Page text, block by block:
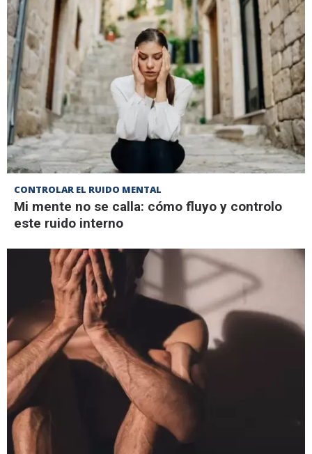
CONTROLAR EL RUIDO MENTAL
Mi mente no se calla: cómo fluyo y controlo
este ruido interno